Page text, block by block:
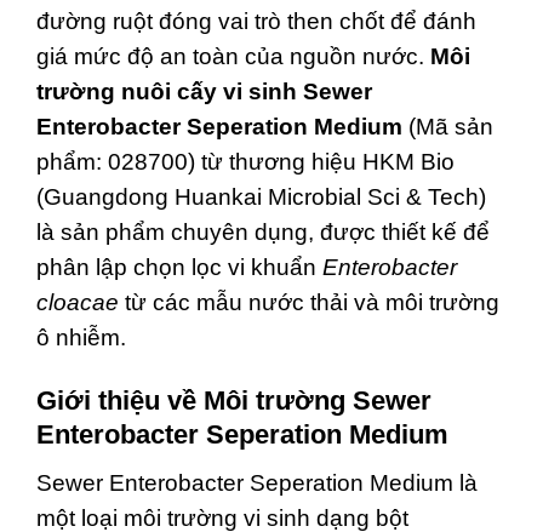
đường ruột đóng vai trò then chốt để đánh
giá mức độ an toàn của nguồn nước. Môi
trường nuôi cấy vi sinh Sewer
Enterobacter Seperation Medium (Mã sản
phẩm: 028700) từ thương hiệu HKM Bio
(Guangdong Huankai Microbial Sci & Tech)
là sản phẩm chuyên dụng, được thiết kế để
phân lập chọn lọc vi khuẩn Enterobacter
cloacae từ các mẫu nước thải và môi trường
ô nhiễm.
Giới thiệu về Môi trường Sewer
Enterobacter Seperation Medium
Sewer Enterobacter Seperation Medium là
một loại môi trường vi sinh dạng bột